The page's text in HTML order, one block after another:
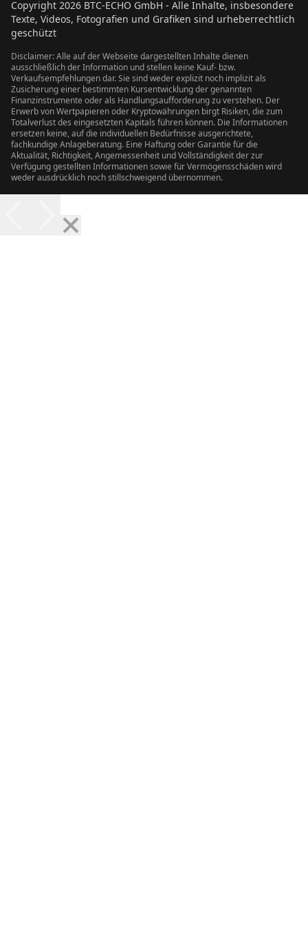
Copyright 2026 BTC-ECHO GmbH - Alle Inhalte, insbesondere
Texte, Videos, Fotografien und Grafiken sind urheberrechtlich
geschützt
Disclaimer: Alle auf der Webseite dargestellten Inhalte dienen
ausschließlich der Information und stellen keine Kauf- bzw.
Verkaufsempfehlungen dar. Sie sind weder explizit noch implizit als
Zusicherung einer bestimmten Kursentwicklung der genannten
Finanzinstrumente oder als Handlungsaufforderung zu verstehen. Der
Erwerb von Wertpapieren oder Kryptowährungen birgt Risiken, die zum
Totalverlust des eingesetzten Kapitals führen können. Die Informationen
ersetzen keine, auf die individuellen Bedürfnisse ausgerichtete,
fachkundige Anlageberatung. Eine Haftung oder Garantie für die
Aktualität, Richtigkeit, Angemessenheit und Vollständigkeit der zur
Verfügung gestellten Informationen sowie für Vermögensschäden wird
weder ausdrücklich noch stillschweigend übernommen.